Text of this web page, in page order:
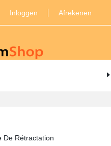
Inloggen Afrekenen
De Rétractation